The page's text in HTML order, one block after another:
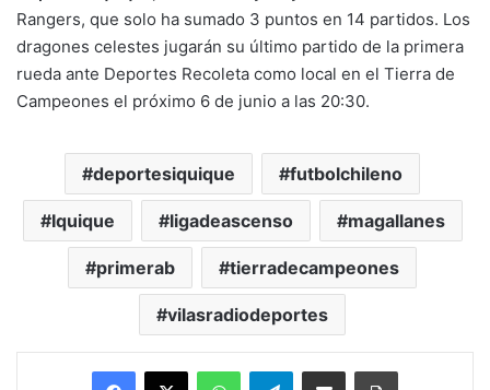
Rangers, que solo ha sumado 3 puntos en 14 partidos. Los
dragones celestes jugarán su último partido de la primera
rueda ante Deportes Recoleta como local en el Tierra de
Campeones el próximo 6 de junio a las 20:30.
deportesiquique futbolchileno
Iquique ligadeascenso magallanes
primerab tierradecampeones
vilasradiodeportes
Facebook
X WhatsAppTelegramEnviar vía email Imprimir